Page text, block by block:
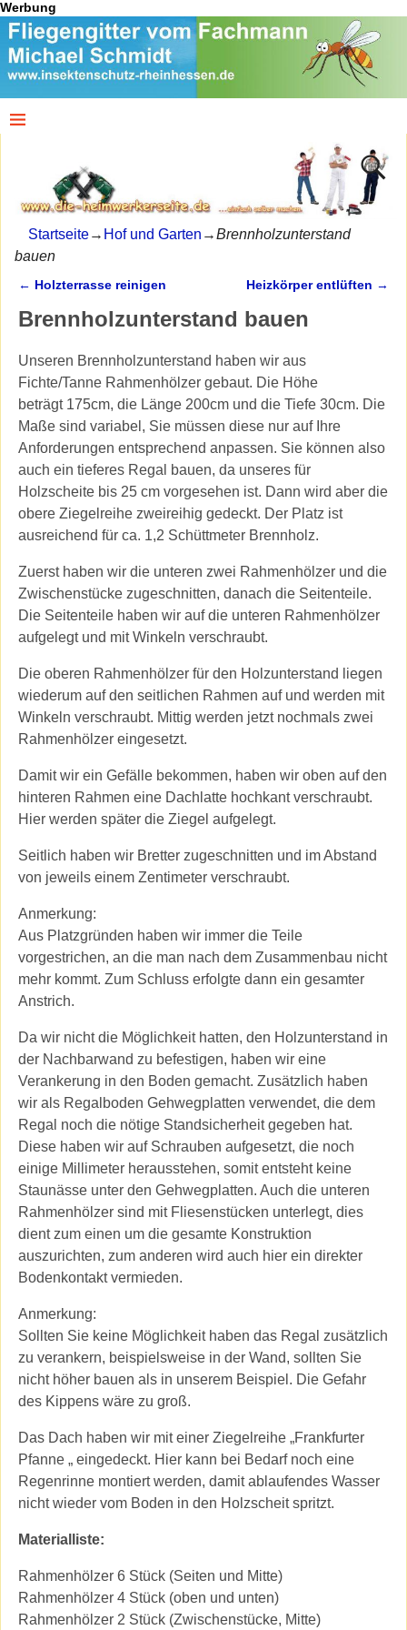
Werbung
Startseite→ Hof und Garten →Brennholzunterstand
bauen
← Holzterrasse reinigen Heizkörper entlüften →
Brennholzunterstand bauen
Unseren Brennholzunterstand haben wir aus
Fichte/Tanne Rahmenhölzer gebaut. Die Höhe
beträgt 175cm, die Länge 200cm und die Tiefe 30cm. Die
Maße sind variabel, Sie müssen diese nur auf Ihre
Anforderungen entsprechend anpassen. Sie können also
auch ein tieferes Regal bauen, da unseres für
Holzscheite bis 25 cm vorgesehen ist. Dann wird aber die
obere Ziegelreihe zweireihig gedeckt. Der Platz ist
ausreichend für ca. 1,2 Schüttmeter Brennholz.
Zuerst haben wir die unteren zwei Rahmenhölzer und die
Zwischenstücke zugeschnitten, danach die Seitenteile.
Die Seitenteile haben wir auf die unteren Rahmenhölzer
aufgelegt und mit Winkeln verschraubt.
Die oberen Rahmenhölzer für den Holzunterstand liegen
wiederum auf den seitlichen Rahmen auf und werden mit
Winkeln verschraubt. Mittig werden jetzt nochmals zwei
Rahmenhölzer eingesetzt.
Damit wir ein Gefälle bekommen, haben wir oben auf den
hinteren Rahmen eine Dachlatte hochkant verschraubt.
Hier werden später die Ziegel aufgelegt.
Seitlich haben wir Bretter zugeschnitten und im Abstand
von jeweils einem Zentimeter verschraubt.
Anmerkung:
Aus Platzgründen haben wir immer die Teile
vorgestrichen, an die man nach dem Zusammenbau nicht
mehr kommt. Zum Schluss erfolgte dann ein gesamter
Anstrich.
Da wir nicht die Möglichkeit hatten, den Holzunterstand in
der Nachbarwand zu befestigen, haben wir eine
Verankerung in den Boden gemacht. Zusätzlich haben
wir als Regalboden Gehwegplatten verwendet, die dem
Regal noch die nötige Standsicherheit gegeben hat.
Diese haben wir auf Schrauben aufgesetzt, die noch
einige Millimeter herausstehen, somit entsteht keine
Staunässe unter den Gehwegplatten. Auch die unteren
Rahmenhölzer sind mit Fliesenstücken unterlegt, dies
dient zum einen um die gesamte Konstruktion
auszurichten, zum anderen wird auch hier ein direkter
Bodenkontakt vermieden.
Anmerkung:
Sollten Sie keine Möglichkeit haben das Regal zusätzlich
zu verankern, beispielsweise in der Wand, sollten Sie
nicht höher bauen als in unserem Beispiel. Die Gefahr
des Kippens wäre zu groß.
Das Dach haben wir mit einer Ziegelreihe „Frankfurter
Pfanne „ eingedeckt. Hier kann bei Bedarf noch eine
Regenrinne montiert werden, damit ablaufendes Wasser
nicht wieder vom Boden in den Holzscheit spritzt.
Materialliste:
Rahmenhölzer 6 Stück (Seiten und Mitte)
Rahmenhölzer 4 Stück (oben und unten)
Rahmenhölzer 2 Stück (Zwischenstücke, Mitte)